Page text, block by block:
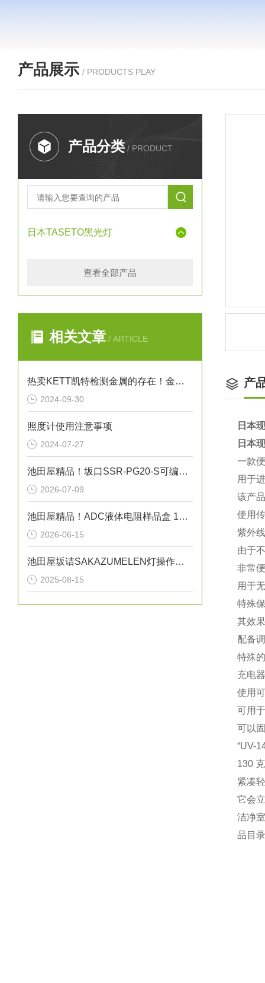
产品展示 / PRODUCTS PLAY
产品分类 / PRODUCT
日本TASETO黑光灯
查看全部产品
相关文章 / ARTICLE
热卖KETT凯特检测金属的存在！金属探测器 EB-610
2024-09-30
照度计使用注意事项
2024-07-27
池田屋精品！坂口SSR-PG20-S可编程温度控制器技术参数
2026-07-09
池田屋精品！ADC液体电阻样品盒 12707 参数介绍
2026-06-15
池田屋坂诘SAKAZUMELEN灯操作方法
2025-08-15
产
日本
日本
一款
用于
该产
使用
紫外
由于
非常
用于
特殊
其效
配备
特殊
充电
使用
可用
可以
“UV-
130
紧凑
它会
洁净
品目